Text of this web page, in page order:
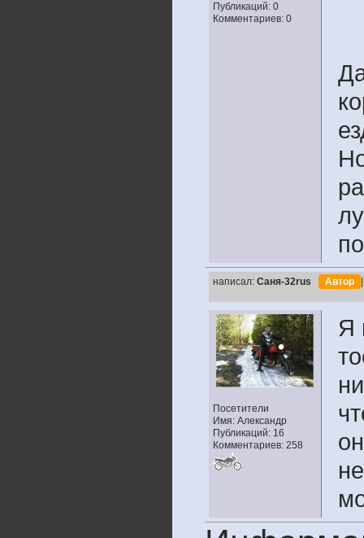
Публикаций: 0
Комментариев: 0
написал: Саня-32rus Автор
Посетители
Имя: Александр
Публикаций: 16
Комментариев: 258
Я